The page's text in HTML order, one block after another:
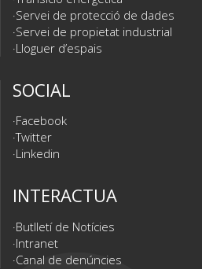
Servei de protecció de dades
Servei de propietat industrial
Lloguer d’espais
SOCIAL
Facebook
Twitter
Linkedin
INTERACTUA
Butlletí de Notícies
Intranet
Canal de denúncies